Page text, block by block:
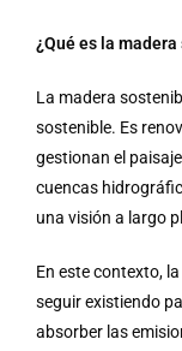
¿Qué es la
La madera
sostenible. Es
gestionan el
cuencas
una visión a largo
En este contexto,
seguir existiendo
absorber las